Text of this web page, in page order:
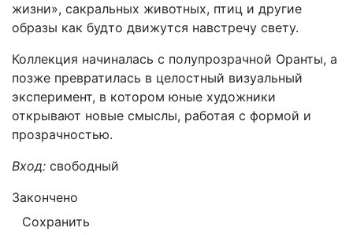
жизни», сакральных животных, птиц и другие
образы как будто движутся навстречу свету.
Коллекция начиналась с полупрозрачной Оранты, а
позже превратилась в целостный визуальный
эксперимент, в котором юные художники
открывают новые смыслы, работая с формой и
прозрачностью.
Вход: свободный
Закончено
Сохранить